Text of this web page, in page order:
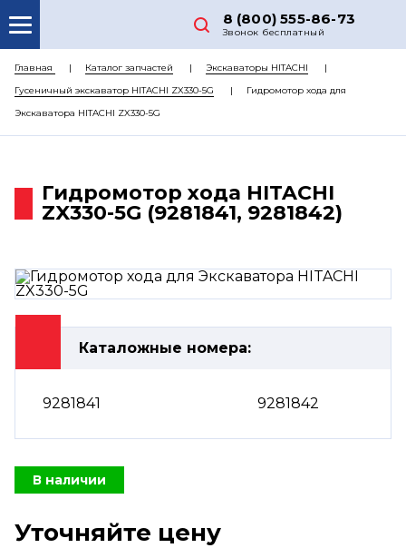
8 (800) 555-86-73
Звонок бесплатный
О НАС
КАТАЛОГ ЗАПЧАСТЕЙ
РЕМОНТ
ЦЕНЫ
Главная Каталог запчастей
Экскаваторы HITACHI
Гусеничный экскаватор HITACHI ZX330-5G
Гидромотор хода для
Экскаватора HITACHI ZX330-5G
Гидромотор хода HITACHI
ZX330-5G (9281841, 9281842)
Каталожные номера:
9281841 9281842
В наличии
Уточняйте цену